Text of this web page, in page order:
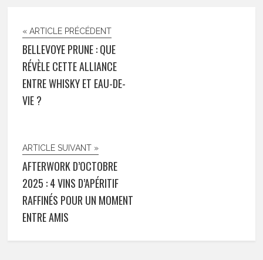
« ARTICLE PRÉCÉDENT
BELLEVOYE PRUNE : QUE
RÉVÈLE CETTE ALLIANCE
ENTRE WHISKY ET EAU-DE-
VIE ?
ARTICLE SUIVANT »
AFTERWORK D’OCTOBRE
2025 : 4 VINS D’APÉRITIF
RAFFINÉS POUR UN MOMENT
ENTRE AMIS